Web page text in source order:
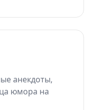
анекдоты,
юмора на